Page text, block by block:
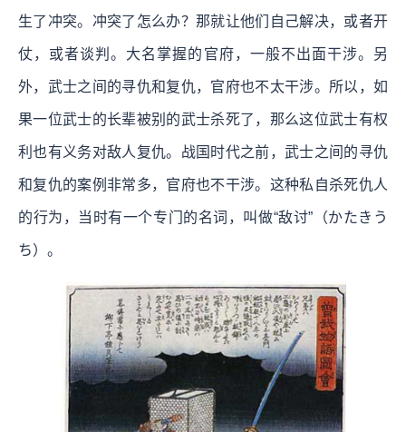
生了冲突。冲突了怎么办？那就让他们自己解决，或者开
仗，或者谈判。大名掌握的官府，一般不出面干涉。另
外，武士之间的寻仇和复仇，官府也不太干涉。所以，如
果一位武士的长辈被别的武士杀死了，那么这位武士有权
利也有义务对敌人复仇。战国时代之前，武士之间的寻仇
和复仇的案例非常多，官府也不干涉。这种私自杀死仇人
的行为，当时有一个专门的名词，叫做“敌讨”（かたきう
ち）。